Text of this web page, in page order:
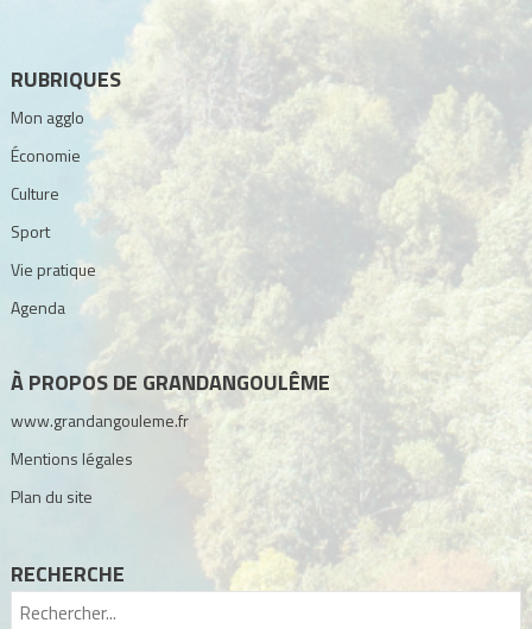
RUBRIQUES
Mon agglo
Économie
Culture
Sport
Vie pratique
Agenda
À PROPOS DE GRANDANGOULÊME
www.grandangouleme.fr
Mentions légales
Plan du site
RECHERCHE